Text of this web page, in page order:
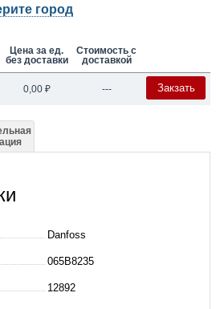
город
Цена за ед.
без доставки
Стоимость с
доставкой
0,00 ₽ --- Закзать
Danfoss
065B8235
12892